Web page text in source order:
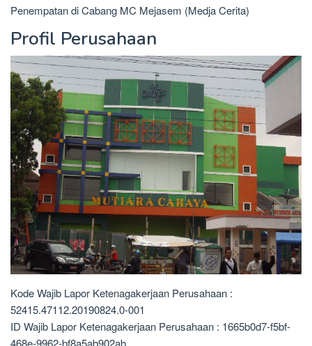
Penempatan di Cabang MC Mejasem (Medja Cerita)
Profil Perusahaan
Kode Wajib Lapor Ketenagakerjaan Perusahaan :
52415.47112.20190824.0-001
ID Wajib Lapor Ketenagakerjaan Perusahaan : 1665b0d7-f5bf-
468e-9962-bf8a5ab902ab